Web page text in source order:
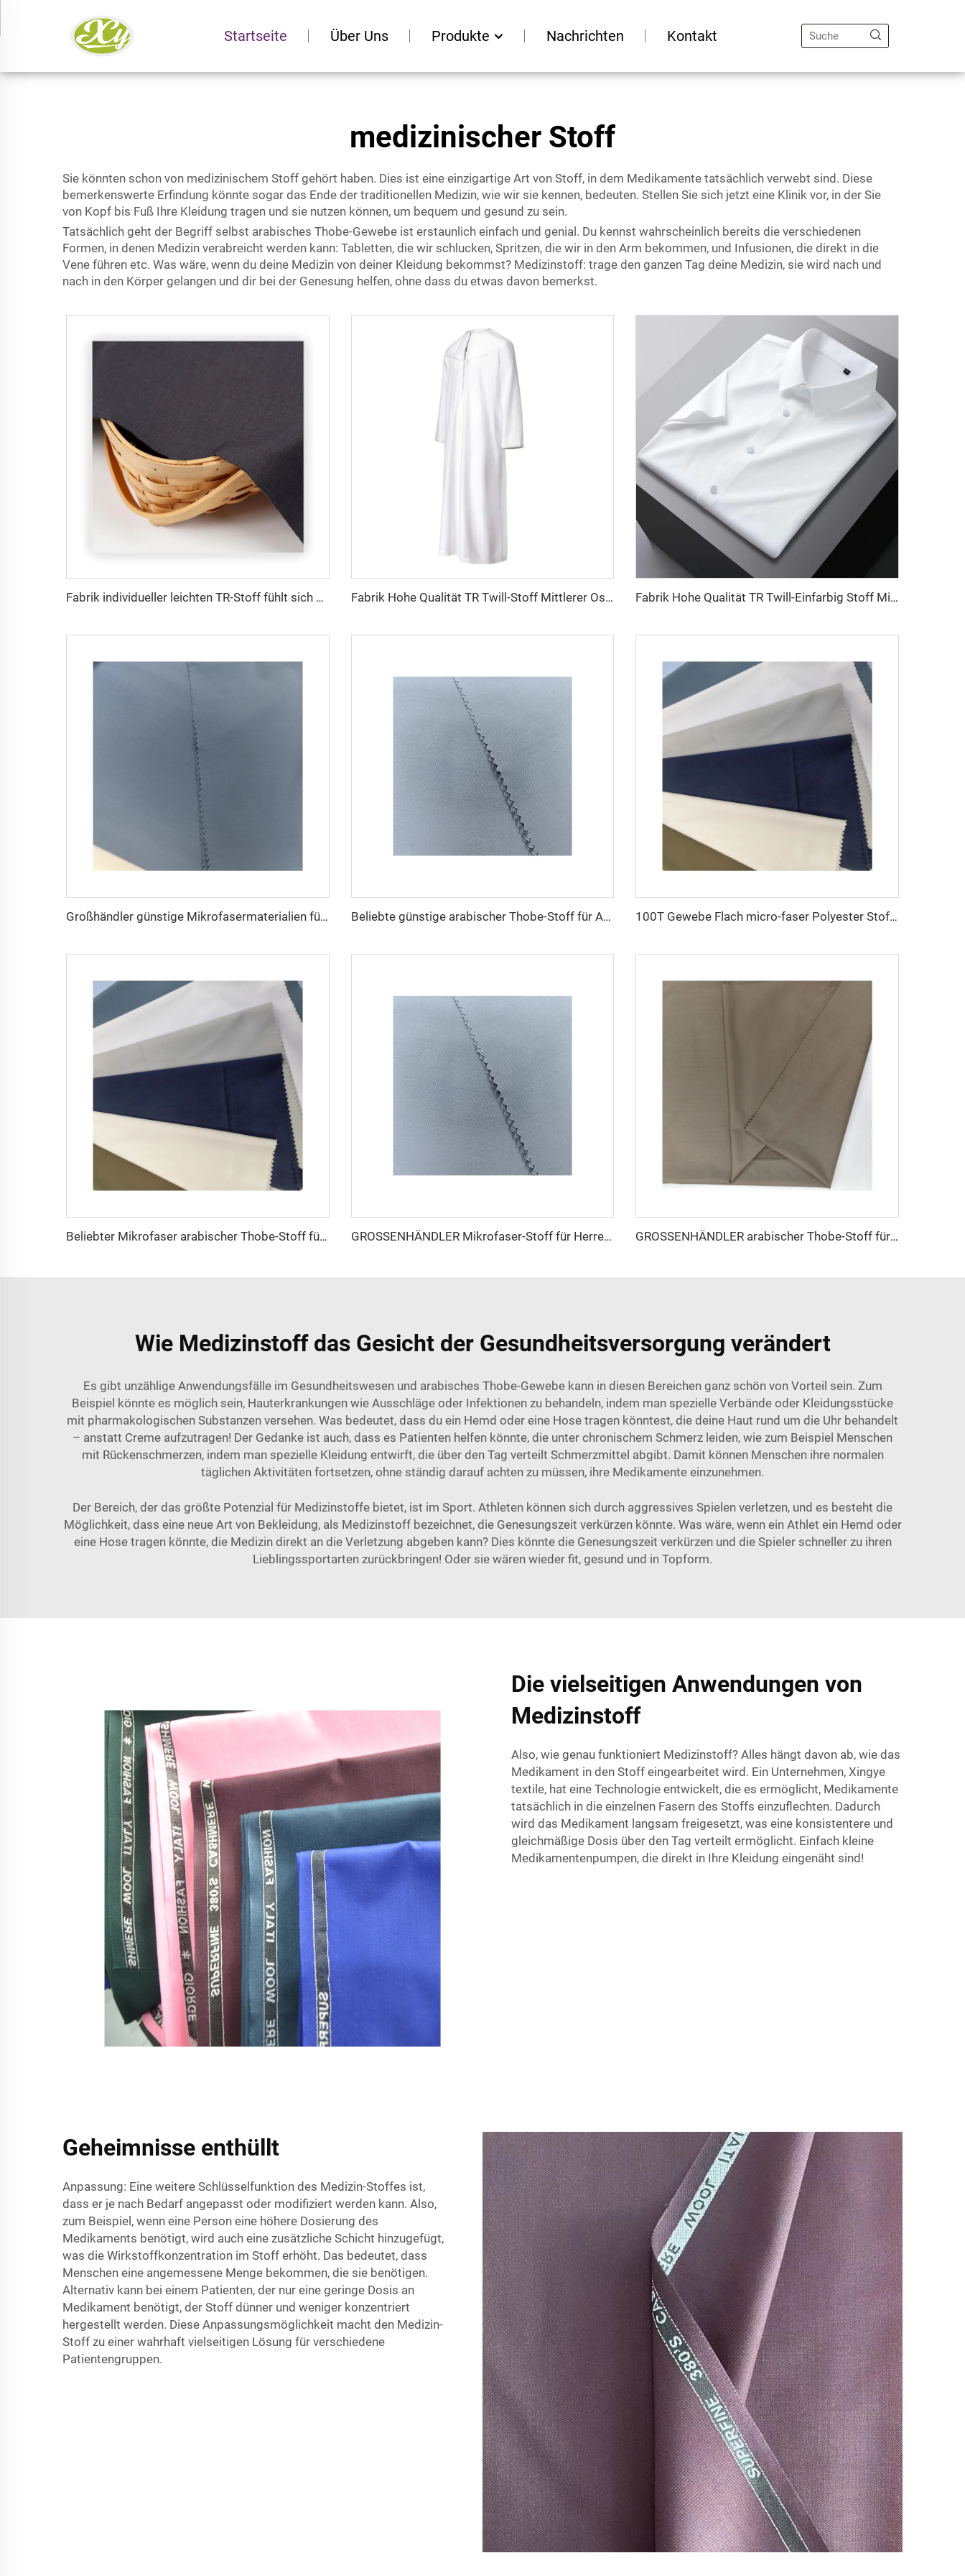
Startseite Über Uns Produkte Nachrichten Kontakt
medizinischer Stoff
Sie könnten schon von medizinischem Stoff gehört haben. Dies ist eine einzigartige Art von Stoff, in dem Medikamente tatsächlich verwebt sind. Diese
bemerkenswerte Erfindung könnte sogar das Ende der traditionellen Medizin, wie wir sie kennen, bedeuten. Stellen Sie sich jetzt eine Klinik vor, in der Sie
von Kopf bis Fuß Ihre Kleidung tragen und sie nutzen können, um bequem und gesund zu sein.
Tatsächlich geht der Begriff selbst arabisches Thobe-Gewebe ist erstaunlich einfach und genial. Du kennst wahrscheinlich bereits die verschiedenen
Formen, in denen Medizin verabreicht werden kann: Tabletten, die wir schlucken, Spritzen, die wir in den Arm bekommen, und Infusionen, die direkt in die
Vene führen etc. Was wäre, wenn du deine Medizin von deiner Kleidung bekommst? Medizinstoff: trage den ganzen Tag deine Medizin, sie wird nach und
nach in den Körper gelangen und dir bei der Genesung helfen, ohne dass du etwas davon bemerkst.
Fabrik individueller leichten TR-Stoff fühlt sich bequem an, Mittlerer Osten in verschiedenen Farben einfaches Twill-Hemd-Roben Fabrik Hohe Qualität TR Twill-Stoff Mittlerer Osten Männer Robe Set Hemd-Stoff leichtes Gewicht Fabrik Hohe Qualität TR Twill-Einfarbig Stoff Mittlerer Osten Männer Robe Set Hemd-Stoff leichtes Gewicht
Großhändler günstige Mikrofasermaterialien für arabischen Thobe für Männer Polyester Toyobo-Stoff Hemd Arabischer Thobe Beliebte günstige arabischer Thobe-Stoff für Arba-Thobe Hemd-Hose-Stoff Polyester Toyobo-Stoff Micro-Fiber 100T Gewebe Flach micro-faser Polyester Stoff Toyobo Arabischer Thobe-Stoff
Beliebter Mikrofaser arabischer Thobe-Stoff für Herren, gesponnener Polyesterstoff, Toyobo-Stoff, Hemd, arabischer Thobe GROSSENHÄNDLER Mikrofaser-Stoff für Herren, gesponnener Polyesterstoff, Toyobo-Stoff, Hemd, arabischer Thobe GROSSENHÄNDLER arabischer Thobe-Stoff für Herren, gesponnener Polyesterstoff, Toyobo-Stoff, Hemd, arabischer Thobe
Wie Medizinstoff das Gesicht der Gesundheitsversorgung verändert
Es gibt unzählige Anwendungsfälle im Gesundheitswesen und arabisches Thobe-Gewebe kann in diesen Bereichen ganz schön von Vorteil sein. Zum
Beispiel könnte es möglich sein, Hauterkrankungen wie Ausschläge oder Infektionen zu behandeln, indem man spezielle Verbände oder Kleidungsstücke
mit pharmakologischen Substanzen versehen. Was bedeutet, dass du ein Hemd oder eine Hose tragen könntest, die deine Haut rund um die Uhr behandelt
– anstatt Creme aufzutragen! Der Gedanke ist auch, dass es Patienten helfen könnte, die unter chronischem Schmerz leiden, wie zum Beispiel Menschen
mit Rückenschmerzen, indem man spezielle Kleidung entwirft, die über den Tag verteilt Schmerzmittel abgibt. Damit können Menschen ihre normalen
täglichen Aktivitäten fortsetzen, ohne ständig darauf achten zu müssen, ihre Medikamente einzunehmen.
Der Bereich, der das größte Potenzial für Medizinstoffe bietet, ist im Sport. Athleten können sich durch aggressives Spielen verletzen, und es besteht die
Möglichkeit, dass eine neue Art von Bekleidung, als Medizinstoff bezeichnet, die Genesungszeit verkürzen könnte. Was wäre, wenn ein Athlet ein Hemd oder
eine Hose tragen könnte, die Medizin direkt an die Verletzung abgeben kann? Dies könnte die Genesungszeit verkürzen und die Spieler schneller zu ihren
Lieblingssportarten zurückbringen! Oder sie wären wieder fit, gesund und in Topform.
Die vielseitigen Anwendungen von
Medizinstoff
Also, wie genau funktioniert Medizinstoff? Alles hängt davon ab, wie das
Medikament in den Stoff eingearbeitet wird. Ein Unternehmen, Xingye
textile, hat eine Technologie entwickelt, die es ermöglicht, Medikamente
tatsächlich in die einzelnen Fasern des Stoffs einzuflechten. Dadurch
wird das Medikament langsam freigesetzt, was eine konsistentere und
gleichmäßige Dosis über den Tag verteilt ermöglicht. Einfach kleine
Medikamentenpumpen, die direkt in Ihre Kleidung eingenäht sind!
Geheimnisse enthüllt
Anpassung: Eine weitere Schlüsselfunktion des Medizin-Stoffes ist,
dass er je nach Bedarf angepasst oder modifiziert werden kann. Also,
zum Beispiel, wenn eine Person eine höhere Dosierung des
Medikaments benötigt, wird auch eine zusätzliche Schicht hinzugefügt,
was die Wirkstoffkonzentration im Stoff erhöht. Das bedeutet, dass
Menschen eine angemessene Menge bekommen, die sie benötigen.
Alternativ kann bei einem Patienten, der nur eine geringe Dosis an
Medikament benötigt, der Stoff dünner und weniger konzentriert
hergestellt werden. Diese Anpassungsmöglichkeit macht den Medizin-
Stoff zu einer wahrhaft vielseitigen Lösung für verschiedene
Patientengruppen.